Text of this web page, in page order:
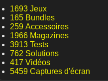
1693 Jeux
165 Bundles
259 Accessoires
1966 Magazines
3913 Tests
762 Solutions
417 Vidéos
5459 Captures d'écran